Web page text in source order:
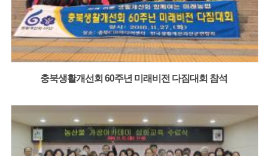
충북생활개선회 60주년 미래비전 다짐대회 참석